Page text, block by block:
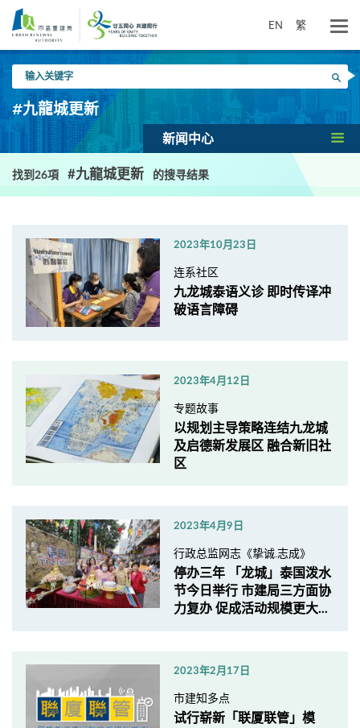
要
EN 繁
入
关
键
搜寻
#九龍城更新
新闻中心
找到26項 #九龍城更新 的搜寻结果
2023年10月23日
连系社区
九龙城泰语义诊 即时传译冲
破语言障碍
2023年4月12日
专题故事
以规划主导策略连结九龙城
及启德新发展区 融合新旧社
区
2023年4月9日
行政总监网志《挚诚.志成》
停办三年 「龙城」泰国泼水
节今日举行 市建局三方面协
力复办 促成活动规模更大...
2023年2月17日
市建知多点
试行崭新「联厦联管」模